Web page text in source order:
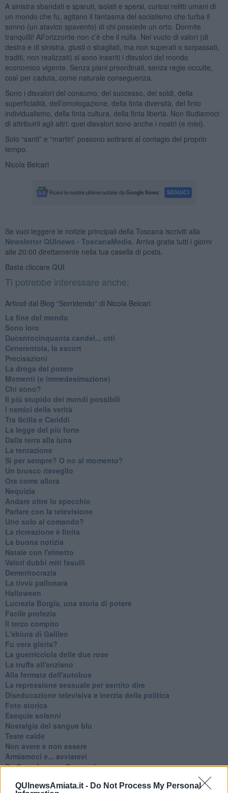
QUInewsAmiata.it - Do Not Process My Personal
A sinistra sbandati e sparuti, isolati e spersi, curiosi relitti umani di
un mondo che fu, agitano il fantasma del socialismo che turba il
sonno (un atavico spavento) di chi possiede un orto. Dormite
tranquilli! All’orizzonte non c’è che il nulla. Nel vuoto di valori (di
destra e di sinistra, giusti o sbagliati, ma non superati o sorpassati,
traditi, non realizzati) si sono inseriti i disvalori del mondo
economico vigente. Senza piani preordinati, senza regie occulte,
così per caduta, come naturale conseguenza.
Sono i disvalori del consumo, del successo, dei soldi, della
superficialità, dell’omologazione, della finta diversità, del finto
individualismo, della finta cultura, della finta libertà. Non illudiamoci
di attribuirli agli altri: quei disvalori sono anche i nostri (e miei).
Solo “santi” e “martiri” possono sottrarsi al contagio del proprio
tempo.
Nicola Belcari
Se vuoi leggere le notizie principali della Toscana iscriviti alla
Newsletter QUInews - ToscanaMedia. Arriva gratis tutti i giorni
alle 20:00 direttamente nella tua casella di posta.
Basta cliccare QUI
Ti potrebbe interessare anche:
Articoli dal Blog “Sorridendo” di Nicola Belcari
La fine del mondo
Sono loro
Ducentocinquanta candel... otti
Cenerentola, la escort
Precisazioni
La droga del potere
Momenti (e immedesimazione)
Chi sono?
Il più stupido dei mondi possibili
I nemici della verità
Tra Scilla e Cariddi
La legge del più forte
Dalla terra alla luna
La tentazione
​Sì per sempre? O no al momento?
Un brusco risveglio
Ora come allora
Nequizia
Andare oltre lo specchio
Parlare con la televisione
Uno solo al comando?
La ricreazione è finita
La buona notizia
Natale con l'elmetto
Valori dubbi miti fasulli
Demeritocrazia
La tivvù pallonara
Halloween
​Lucrezia Borgia, una storia di potere
Facile profezia
Il terzo compito
L'abiura di Galileo
Fu vera gloria?
La guerricciola delle due rose
La truffa all'anziano
Alla fermata dell'autobus
La repressione sessuale per sentito dire
Diseducazione televisiva e inerzia della politica
Foto storica
Esequie solenni
Nostalgia del sangue blu
Teste calde
Non avere e non essere
Armiamoci e... avviatevi
Da Capodanno a Carnevale
Sor-riso amaro